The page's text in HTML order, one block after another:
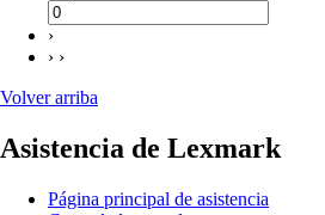
›
› ›
Volver arriba
Asistencia de Lexmark
Página principal de asistencia